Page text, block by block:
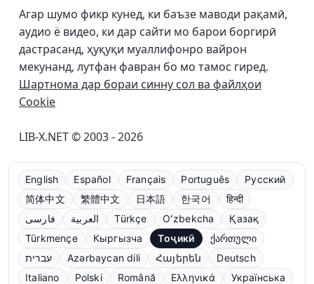
Агар шумо фикр кунед, ки баъзе маводи рақамӣ,
аудио ё видео, ки дар сайти мо барои боргирӣ
дастрасанд, ҳуқуқи муаллифонро вайрон
мекунанд, лутфан фавран бо мо тамос гиред.
Шартнома дар бораи синну сол ва файлҳои
Cookie
LIB-X.NET © 2003 - 2026
English Español Français Português
Русский
简体中文
繁體中文 日本語 한국어
हिन्दी
فارسی
العربية Türkçe Oʻzbekcha
Қазақ
Türkmençe
Кыргызча Тоҷикӣ
ქართული
עברית
Azərbaycan dili Հայերեն
Deutsch
Italiano
Polski Română Ελληνικά Українська